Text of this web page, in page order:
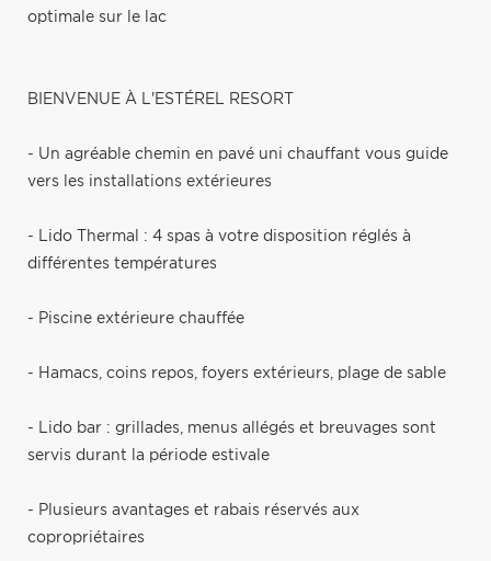
optimale sur le lac
BIENVENUE À L'ESTÉREL RESORT
- Un agréable chemin en pavé uni chauffant vous guide
vers les installations extérieures
- Lido Thermal : 4 spas à votre disposition réglés à
différentes températures
- Piscine extérieure chauffée
- Hamacs, coins repos, foyers extérieurs, plage de sable
- Lido bar : grillades, menus allégés et breuvages sont
servis durant la période estivale
- Plusieurs avantages et rabais réservés aux
copropriétaires